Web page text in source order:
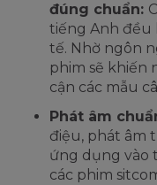
đúng chuẩn:
tiếng Anh
tế. Nhờ ngôn
phim sẽ khiến
cận các mẫu
Phát âm
điệu, phát âm
ứng dụng vào
các phim